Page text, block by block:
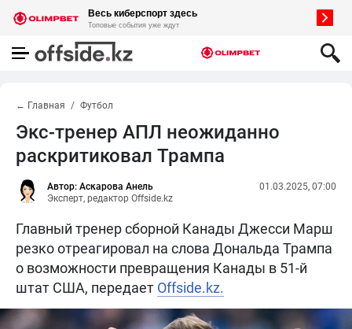
← Главная Футбол
Экс-тренер АПЛ неожиданно
раскритиковал Трампа
Автор: Аскарова Анель
Эксперт, редактор Offside.kz
01.03.2025, 07:00
Главный тренер сборной Канады Джесси Марш
резко отреагировал на слова Дональда Трампа
о возможности превращения Канады в 51-й
штат США, передает Offside.kz.